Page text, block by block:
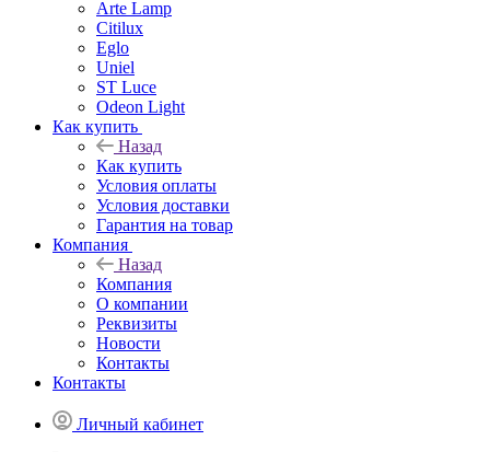
Arte Lamp
Citilux
Eglo
Uniel
ST Luce
Odeon Light
Как купить
Назад
Как купить
Условия оплаты
Условия доставки
Гарантия на товар
Компания
Назад
Компания
О компании
Реквизиты
Новости
Контакты
Контакты
Личный кабинет